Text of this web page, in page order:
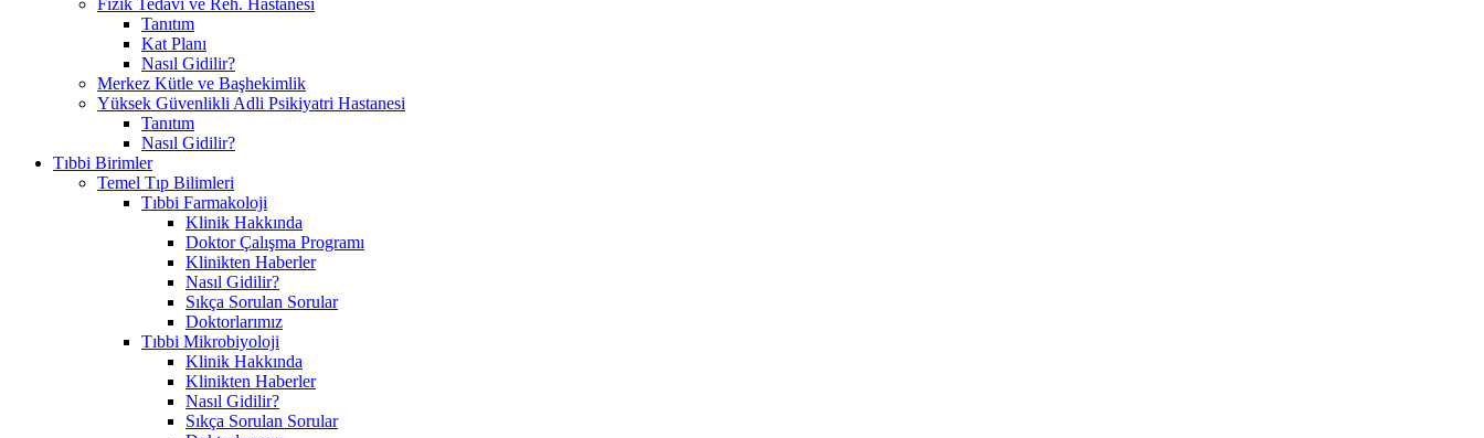
Tanıtım
Kat Planı
Nasıl Gidilir?
Merkez Kütle ve Başhekimlik
Yüksek Güvenlikli Adli Psikiyatri Hastanesi
Tanıtım
Nasıl Gidilir?
Tıbbi Birimler
Temel Tıp Bilimleri
Tıbbi Farmakoloji
Klinik Hakkında
Doktor Çalışma Programı
Klinikten Haberler
Nasıl Gidilir?
Sıkça Sorulan Sorular
Doktorlarımız
Tıbbi Mikrobiyoloji
Klinik Hakkında
Klinikten Haberler
Nasıl Gidilir?
Sıkça Sorulan Sorular